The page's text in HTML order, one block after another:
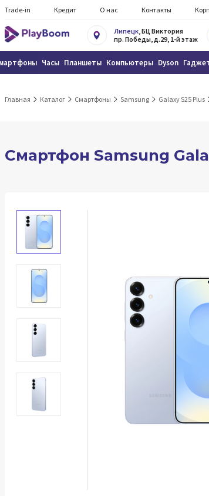
Trade-in Кредит О нас Контакты
Липецк, БЦ Виктория
пр. Победы, д.29, 1-й этаж
Часы Планшеты Компьютеры Dyson
Главная Каталог Смартфоны Samsung Galaxy S25 Plus
Смартфон Samsung